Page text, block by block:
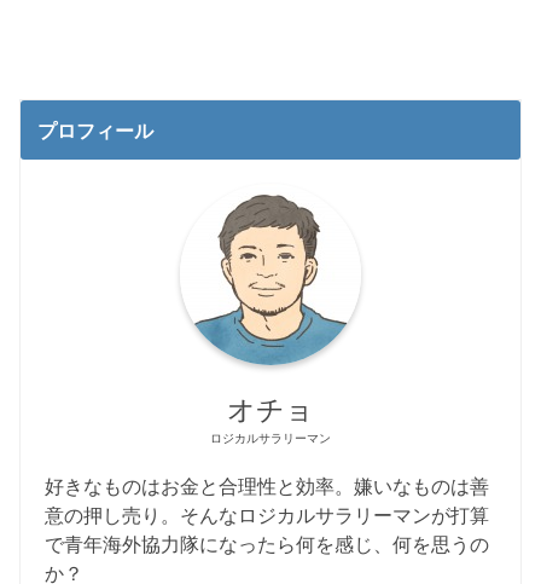
プロフィール
オチョ
ロジカルサラリーマン
好きなものはお金と合理性と効率。嫌いなものは善
意の押し売り。そんなロジカルサラリーマンが打算
で青年海外協力隊になったら何を感じ、何を思うの
か？